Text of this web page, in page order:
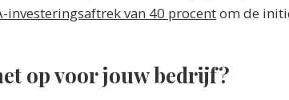
investeringsaftrek van 40 procentom de
op voor jouw bedrijf?